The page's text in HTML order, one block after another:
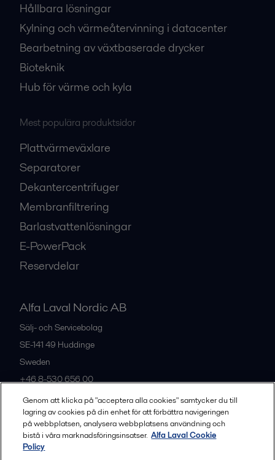
Hållbara lösningar
Kylning och värmeåtervinning i datacenter
Bearbetning av växtbaserade drycker
Bioteknik
Hub för värme och kyla
Mest populära produktsidor
Plattvärmeväxlare
Separatorer
Dekantercentrifuger
Membranfiltrering
Barlastvattenlösningar
E-PowerPack
Reservdelar
Alfa Laval Nordic AB
Sälj- och Servicebolag
SE-141 49 Huddinge
Sweden
+46 8-530 656 00
Alla kontor och partners
Genom att klicka på "acceptera alla cookies" samtycker du till
lagring av cookies på din enhet för att förbättra navigeringen
på webbplatsen, analysera webbplatsens användning och
bistå i våra marknadsföringsinsatser. Alfa Laval Cookie
Policy